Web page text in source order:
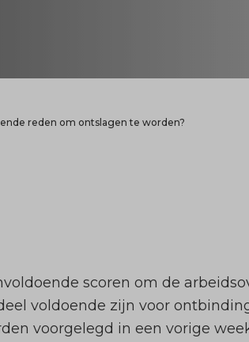
reden om ontslagen te worden?
scoren om de
voldoende zijn voor
voorgelegd in een vorige